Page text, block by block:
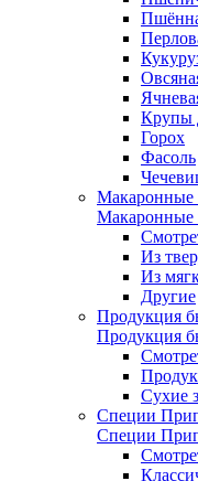
Крупы
Горох
Фасоль
Макаронные
Макаронные
Из
Из
Другие
Продукция
Продукция
Сухие
Специи
Специи